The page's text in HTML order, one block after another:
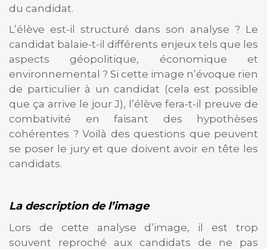
du candidat.
L’élève est-il structuré dans son analyse ? Le
candidat balaie-t-il différents enjeux tels que les
aspects géopolitique, économique et
environnemental ? Si cette image n’évoque rien
de particulier à un candidat (cela est possible
que ça arrive le jour J), l’élève fera-t-il preuve de
combativité en faisant des hypothèses
cohérentes ? Voilà des questions que peuvent
se poser le jury et que doivent avoir en tête les
candidats.
La description de l’image
Lors de cette analyse d’image, il est trop
souvent reproché aux candidats de ne pas